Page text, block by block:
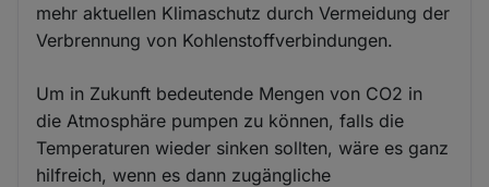
mehr aktuellen Klimaschutz durch Vermeidung der
Verbrennung von Kohlenstoffverbindungen.
Um in Zukunft bedeutende Mengen von CO2 in
die Atmosphäre pumpen zu können, falls die
Temperaturen wieder sinken sollten, wäre es ganz
hilfreich, wenn es dann zugängliche